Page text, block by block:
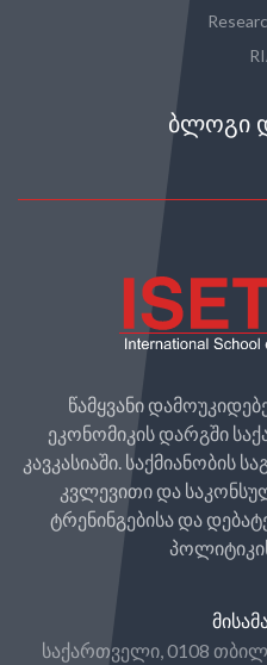
ᲑᲚᲝᲒᲘ
წამყვანი
ეკონომიკის დარგში
კავკასიაში. საქმიანობის
კვლევითი და
ტრენინგებისა და
საქართველი, 0108